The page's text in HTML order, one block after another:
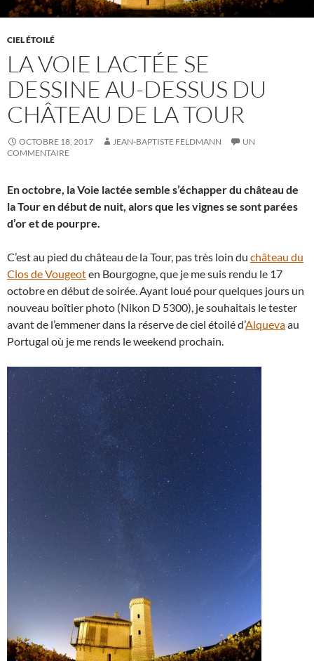
CIEL ÉTOILÉ
LA VOIE LACTÉE SE
DESSINE AU-DESSUS DU
CHÂTEAU DE LA TOUR
OCTOBRE 18, 2017 JEAN-BAPTISTE FELDMANN
UN
COMMENTAIRE
En octobre, la Voie lactée semble s’échapper du château de
la Tour en début de nuit, alors que les vignes se sont parées
d’or et de pourpre.
C’est au pied du château de la Tour, pas très loin du château du
Clos de Vougeoten Bourgogne, que je me suis rendu le 17
octobre en début de soirée. Ayant loué pour quelques jours un
nouveau boîtier photo (Nikon D 5300), je souhaitais le tester
avant de l’emmener dans la réserve de ciel étoilé d’Alquevaau
Portugal où je me rends le weekend prochain.